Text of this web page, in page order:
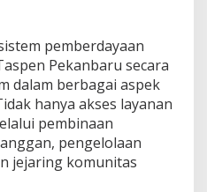
pemberdayaan
Pekanbaru secara
dalam berbagai aspek
hanya akses layanan
pembinaan
pengelolaan
jejaring komunitas